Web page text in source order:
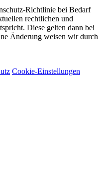
Richtlinie bei Bedarf
rechtlichen und
Diese gelten dann bei
Änderung weisen wir durch
Cookie-Einstellungen